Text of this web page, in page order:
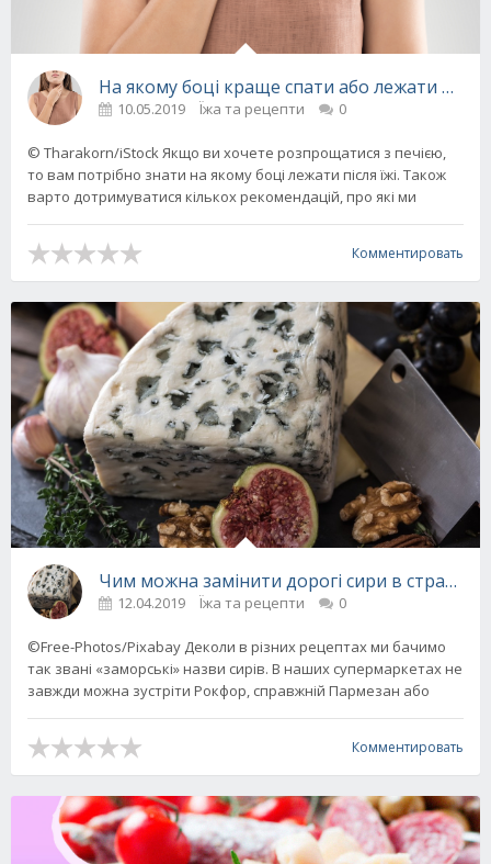
На якому боці краще спати або лежати
10.05.2019 Їжа та рецепти 0
© Tharakorn/iStock Якщо ви хочете розпрощатися з печією,
то вам потрібно знати на якому боці лежати після їжі. Також
варто дотримуватися кількох рекомендацій, про які ми
Комментировать
Чим можна замінити дорогі сири в стравах
12.04.2019 Їжа та рецепти 0
©Free-Photos/Pixabay Деколи в різних рецептах ми бачимо
так звані «заморські» назви сирів. В наших супермаркетах не
завжди можна зустріти Рокфор, справжній Пармезан або
Комментировать